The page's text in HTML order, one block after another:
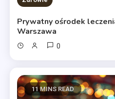
Prywatny ośrodek
Warszawa
0
11 MINS READ